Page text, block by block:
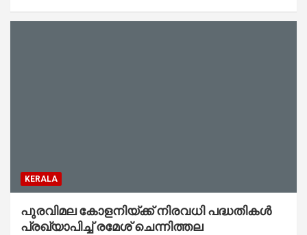
KERALA
പുരവിമല കോളനിയ്ക്ക് നിരവധി പദ്ധതികൾ
പ്രഖ്യാപിച്ച് രമേശ് ചെന്നിത്തല